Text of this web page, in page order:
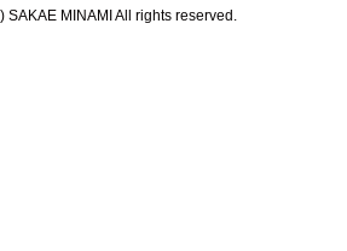
SAKAE MINAMI All rights reserved.